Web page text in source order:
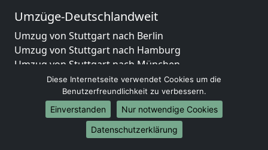
Umzüge-Deutschlandweit
Umzug von Stuttgart nach Berlin
Umzug von Stuttgart nach Hamburg
Umzug von Stuttgart nach München
Umzug von Stuttgart nach Köln
Umzug von Stuttgart nach Frankfurt am Main
Umzug von Stuttgart nach Stuttgart
Umzug von Stuttgart nach Düsseldorf
Umzug von Stuttgart nach Leipzig
Diese Internetseite verwendet Cookies um die
Benutzerfreundlichkeit zu verbessern.
Einverstanden
Nur notwendige Cookies
Datenschutzerklärung